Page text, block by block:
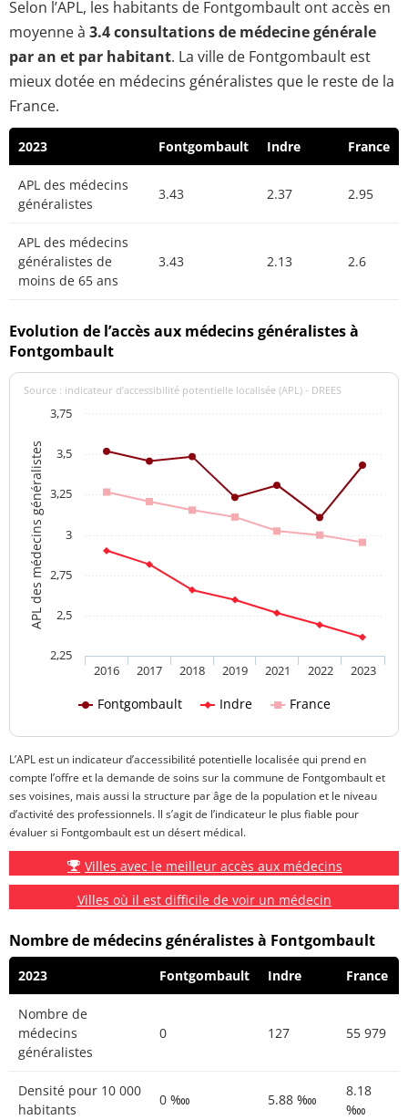
Selon l’APL, les habitants de Fontgombault ont accès en
moyenne à 3.4 consultations de médecine générale
par an et par habitant. La ville de Fontgombault est
mieux dotée en médecins généralistes que le reste de la
France.
2023 Fontgombault Indre France
APL des médecins
généralistes
3.43 2.37 2.95
APL des médecins
généralistes de
moins de 65 ans
3.43 2.13 2.6
Evolution de l’accès aux médecins généralistes à
Fontgombault
APL des médecins généralistes
Source : indicateur d’accessibilité potentielle localisée (APL) - DREES
Fontgombault Indre France
2016 2017 2018 2019 2021 2022 2023
2,25
2,5
2,75
3
3,25
3,5
3,75
L’APL est un indicateur d’accessibilité potentielle localisée qui prend en
compte l’offre et la demande de soins sur la commune de Fontgombault et
ses voisines, mais aussi la structure par âge de la population et le niveau
d’activité des professionnels. Il s’agit de l’indicateur le plus fiable pour
évaluer si Fontgombault est un désert médical.
Villes avec le meilleur accès aux médecins
Villes où il est difficile de voir un médecin
Nombre de médecins généralistes à Fontgombault
2023 Fontgombault Indre France
Nombre de
médecins
généralistes
0 127 55 979
Densité pour 10 000
habitants
0 ‱ 5.88 ‱
8.18
‱